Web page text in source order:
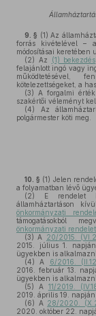
9. § (1) Az
forrás kivételével –
módosításai keretében
(2) Az (1) bekezdés
felajánlott ingó vagy
működtetésével,
kötelezettségeket, a
(3) A forgalmi
szakértői véleményt
(4) Az
polgármester köti meg.
10. § (1) Jelen
a folyamatban lévő
(2) E rendelet
államháztartáson
önkormányzati
támogatásokból
önkormányzati
(3) A 20/2015.
2015. július 1.
ügyekben is
(4) A 6/2016.
2016. február 13.
ügyekben is
(5) A 11/2019.
2019. április 19.
(6) A 28/2020.
2020. október 22.